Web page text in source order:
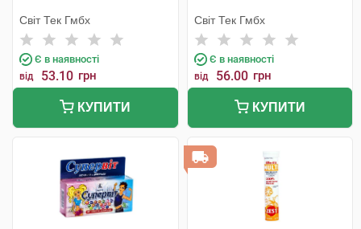
Світ Тек Гмбх
Є в наявності
від 53.10 грн
КУПИТИ
Світ Тек Гмбх
Є в наявності
від 56.00 грн
КУПИТИ